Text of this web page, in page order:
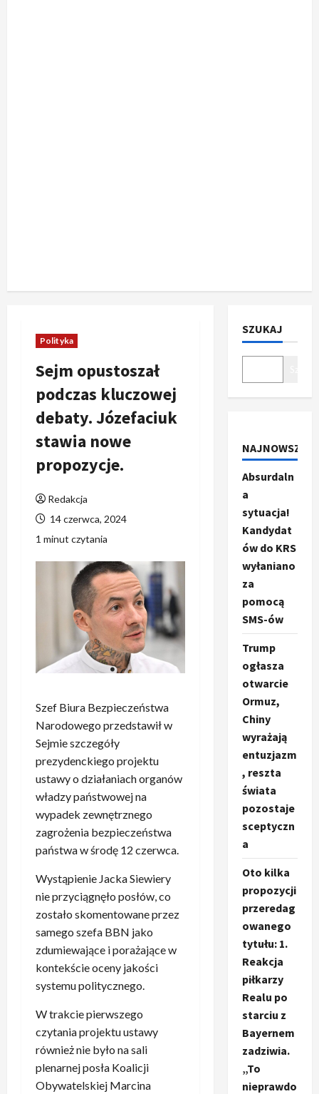
Polityka
Sejm opustoszał
podczas kluczowej
debaty. Józefaciuk
stawia nowe
propozycje.
Redakcja
14 czerwca, 2024
1 minut czytania
Szef Biura Bezpieczeństwa
Narodowego przedstawił w
Sejmie szczegóły
prezydenckiego projektu
ustawy o działaniach organów
władzy państwowej na
wypadek zewnętrznego
zagrożenia bezpieczeństwa
państwa w środę 12 czerwca.
Wystąpienie Jacka Siewiery
nie przyciągnęło posłów, co
zostało skomentowane przez
samego szefa BBN jako
zdumiewające i porażające w
kontekście oceny jakości
systemu politycznego.
W trakcie pierwszego
czytania projektu ustawy
również nie było na sali
plenarnej posła Koalicji
Obywatelskiej Marcina
SZUKAJ
NAJNOWSZE
Absurdaln
a
sytuacja!
Kandydat
ów do KRS
wyłaniano
za
pomocą
SMS-ów
Trump
ogłasza
otwarcie
Ormuz,
Chiny
wyrażają
entuzjazm
, reszta
świata
pozostaje
sceptyczn
a
Oto kilka
propozycji
przeredag
owanego
tytułu: 1.
Reakcja
piłkarzy
Realu po
starciu z
Bayernem
zadziwia.
„To
nieprawdo